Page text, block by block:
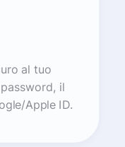
al tuo
il
Apple ID.